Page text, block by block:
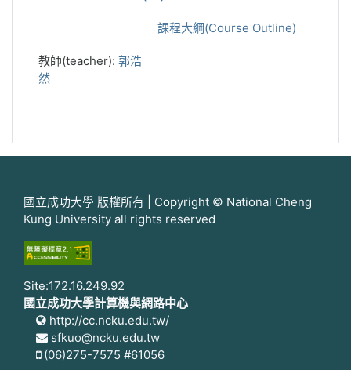
課程大綱(Course Outline)
教師(teacher): 郭浩
然
國立成功大學 版權所有 | Copyright © National Cheng
Kung University all rights reserved
Site:172.16.249.92
國立成功大學計算機與網路中心
http://cc.ncku.edu.tw/
sfkuo@ncku.edu.tw
(06)275-7575 #61056